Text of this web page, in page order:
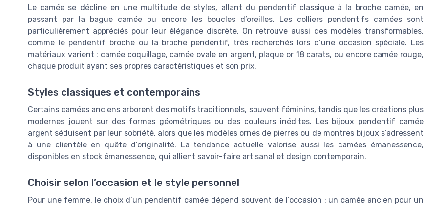
Le camée se décline en une multitude de styles, allant du pendentif classique à la broche camée, en
passant par la bague camée ou encore les boucles d’oreilles. Les colliers pendentifs camées sont
particulièrement appréciés pour leur élégance discrète. On retrouve aussi des modèles transformables,
comme le pendentif broche ou la broche pendentif, très recherchés lors d’une occasion spéciale. Les
matériaux varient : camée coquillage, camée ovale en argent, plaque or 18 carats, ou encore camée rouge,
chaque produit ayant ses propres caractéristiques et son prix.
Styles classiques et contemporains
Certains camées anciens arborent des motifs traditionnels, souvent féminins, tandis que les créations plus
modernes jouent sur des formes géométriques ou des couleurs inédites. Les bijoux pendentif camée
argent séduisent par leur sobriété, alors que les modèles ornés de pierres ou de montres bijoux s’adressent
à une clientèle en quête d’originalité. La tendance actuelle valorise aussi les camées émanessence,
disponibles en stock émanessence, qui allient savoir-faire artisanal et design contemporain.
Choisir selon l’occasion et le style personnel
Pour une femme, le choix d’un pendentif camée dépend souvent de l’occasion : un camée ancien pour un